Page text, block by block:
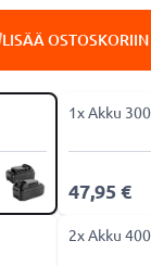
LISÄÄ OSTOSKORIIN
1x Akku
47,95 €
2x Akku